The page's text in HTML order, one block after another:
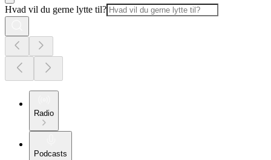
Hvad vil du gerne lytte til?
Radio
Podcasts